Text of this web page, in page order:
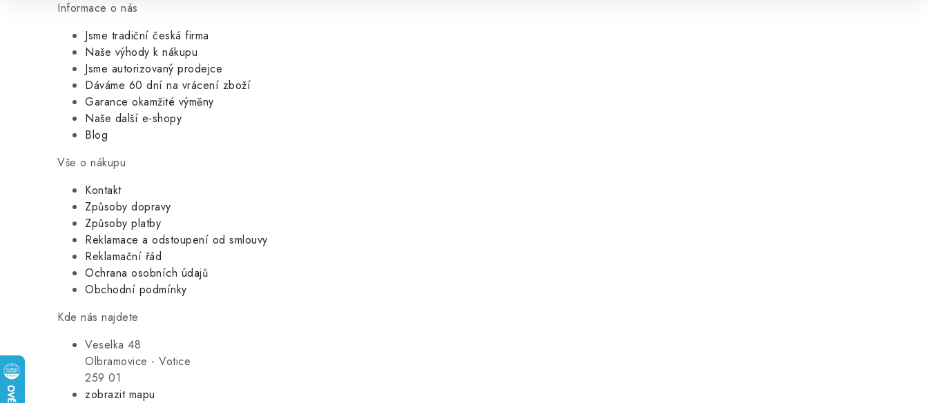
Informace o nás
Jsme tradiční česká firma
Naše výhody k nákupu
Jsme autorizovaný prodejce
Dáváme 60 dní na vrácení zboží
Garance okamžité výměny
Naše další e-shopy
Blog
Vše o nákupu
Kontakt
Způsoby dopravy
Způsoby platby
Reklamace a odstoupení od smlouvy
Reklamační řád
Ochrana osobních údajů
Obchodní podmínky
Kde nás najdete
Veselka 48
Olbramovice - Votice
259 01
zobrazit mapu